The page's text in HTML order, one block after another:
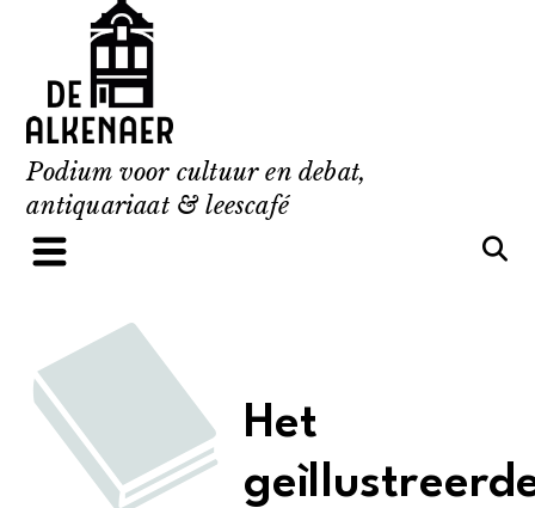
content
Podium voor cultuur en debat,
antiquariaat & leescafé
Het